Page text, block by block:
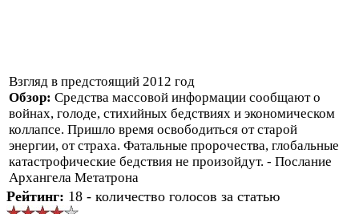
Взгляд в предстоящий 2012 год
Обзор: Средства массовой информации сообщают о
войнах, голоде, стихийных бедствиях и экономическом
коллапсе. Пришло время освободиться от старой
энергии, от страха. Фатальные пророчества, глобальные
катастрофические бедствия не произойдут. - Послание
Архангела Метатрона
Рейтинг: 18 - количество голосов за статью